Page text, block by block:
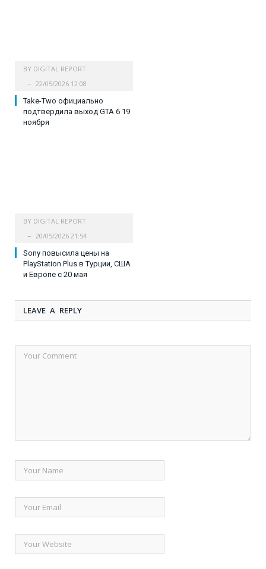
BY DIGITAL REPORT
22/05/2026 12:08
Take-Two официально
подтвердила выход GTA 6 19
ноября
BY DIGITAL REPORT
20/05/2026 21:54
Sony повысила цены на
PlayStation Plus в Турции, США
и Европе с 20 мая
LEAVE A REPLY